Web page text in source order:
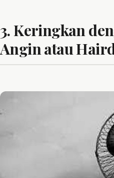
3. Keringkan
Angin atau